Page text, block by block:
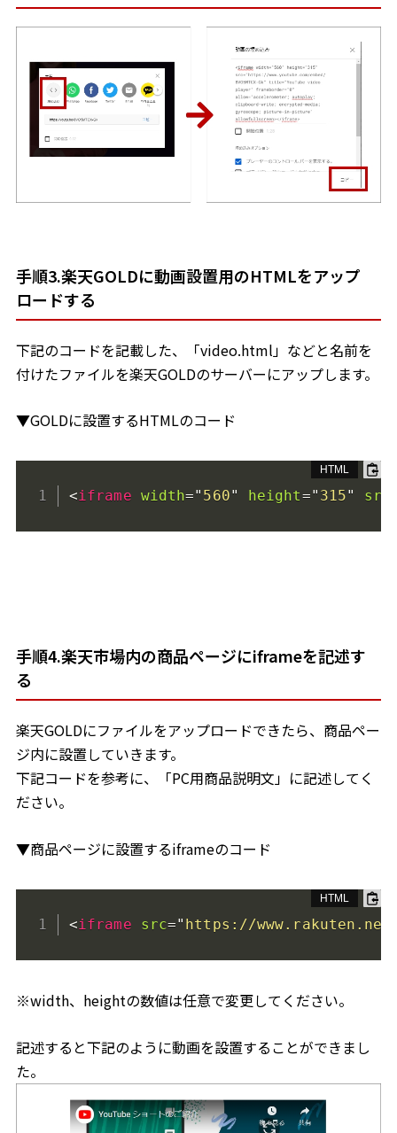
手順3.楽天GOLDに動画設置用のHTMLをアップ
ロードする
下記のコードを記載した、「video.html」などと名前を
付けたファイルを楽天GOLDのサーバーにアップします。
▼GOLDに設置するHTMLのコード
<iframe width=" 560" height=" 315" src
手順4.楽天市場内の商品ページにiframeを記述す
る
楽天GOLDにファイルをアップロードできたら、商品ペー
ジ内に設置していきます。
下記コードを参考に、「PC用商品説明文」に記述してく
ださい。
▼商品ページに設置するiframeのコード
<iframe src=" https://
※width、heightの数値は任意で変更してください。
記述すると下記のように動画を設置することができまし
た。